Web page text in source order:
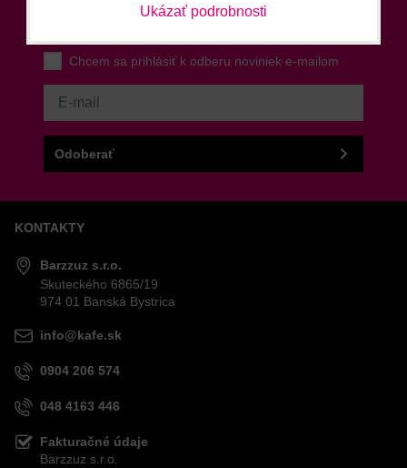
VÁŠ E-MAIL
Odoslať
Chcem sa prihlásiť k odberu noviniek e-mailom
Odoberať
KONTAKTY
Barzzuz s.r.o.
Skuteckého 6865/19
974 01 Banská Bystrica
info@kafe.sk
0904 206 574
048 4163 446
Fakturačné údaje
Barzzuz s.r.o.
Ukázať podrobnosti